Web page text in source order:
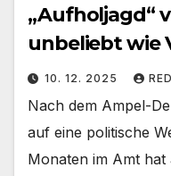
„Aufholjagd“
unbeliebt wie
10. 12. 2025
Nach dem Ampel-
auf eine politische
Monaten im Amt hat